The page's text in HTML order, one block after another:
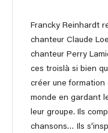
Francky Reinhardt
chanteur Claude
chanteur Perry
ces troislà si bien
créer une formation
monde en gardant
leur groupe. Ils
chansons… Ils